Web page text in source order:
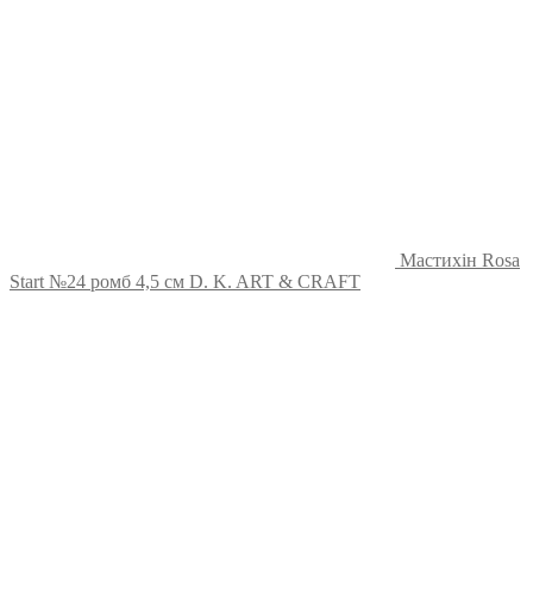
Мастихін Rosa
Start №24 ромб 4,5 см D. K. ART & CRAFT